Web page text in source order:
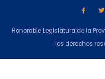
Honorable Legislatura de la
los derechos